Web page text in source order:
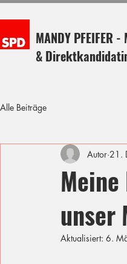
MANDY PFEIFER
&
Alle Beiträge
unser
Autor 21.
Aktualisiert: 6.